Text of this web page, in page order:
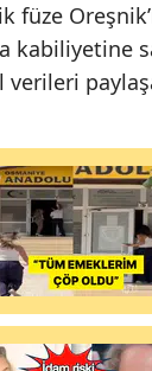
füze
kabiliyetine
verileri